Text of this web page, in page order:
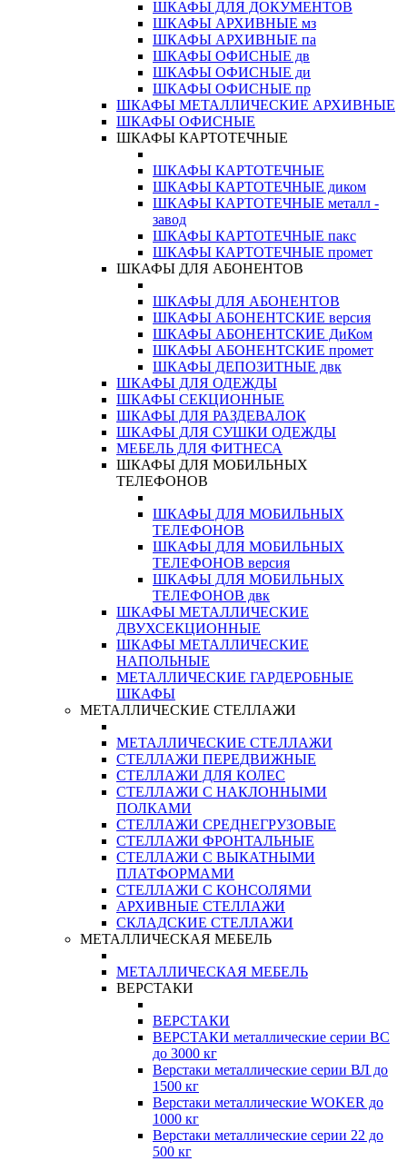
ШКАФЫ ДЛЯ ДОКУМЕНТОВ
ШКАФЫ АРХИВНЫЕ мз
ШКАФЫ АРХИВНЫЕ па
ШКАФЫ ОФИСНЫЕ дв
ШКАФЫ ОФИСНЫЕ ди
ШКАФЫ ОФИСНЫЕ пр
ШКАФЫ МЕТАЛЛИЧЕСКИЕ АРХИВНЫЕ
ШКАФЫ ОФИСНЫЕ
ШКАФЫ КАРТОТЕЧНЫЕ
ШКАФЫ КАРТОТЕЧНЫЕ
ШКАФЫ КАРТОТЕЧНЫЕ диком
ШКАФЫ КАРТОТЕЧНЫЕ металл -
завод
ШКАФЫ КАРТОТЕЧНЫЕ пакс
ШКАФЫ КАРТОТЕЧНЫЕ промет
ШКАФЫ ДЛЯ АБОНЕНТОВ
ШКАФЫ ДЛЯ АБОНЕНТОВ
ШКАФЫ АБОНЕНТСКИЕ версия
ШКАФЫ АБОНЕНТСКИЕ ДиКом
ШКАФЫ АБОНЕНТСКИЕ промет
ШКАФЫ ДЕПОЗИТНЫЕ двк
ШКАФЫ ДЛЯ ОДЕЖДЫ
ШКАФЫ СЕКЦИОННЫЕ
ШКАФЫ ДЛЯ РАЗДЕВАЛОК
ШКАФЫ ДЛЯ СУШКИ ОДЕЖДЫ
МЕБЕЛЬ ДЛЯ ФИТНЕСА
ШКАФЫ ДЛЯ МОБИЛЬНЫХ
ТЕЛЕФОНОВ
ШКАФЫ ДЛЯ МОБИЛЬНЫХ
ТЕЛЕФОНОВ
ШКАФЫ ДЛЯ МОБИЛЬНЫХ
ТЕЛЕФОНОВ версия
ШКАФЫ ДЛЯ МОБИЛЬНЫХ
ТЕЛЕФОНОВ двк
ШКАФЫ МЕТАЛЛИЧЕСКИЕ
ДВУХСЕКЦИОННЫЕ
ШКАФЫ МЕТАЛЛИЧЕСКИЕ
НАПОЛЬНЫЕ
МЕТАЛЛИЧЕСКИЕ ГАРДЕРОБНЫЕ
ШКАФЫ
МЕТАЛЛИЧЕСКИЕ СТЕЛЛАЖИ
МЕТАЛЛИЧЕСКИЕ СТЕЛЛАЖИ
СТЕЛЛАЖИ ПЕРЕДВИЖНЫЕ
СТЕЛЛАЖИ ДЛЯ КОЛЕС
СТЕЛЛАЖИ С НАКЛОННЫМИ
ПОЛКАМИ
СТЕЛЛАЖИ СРЕДНЕГРУЗОВЫЕ
СТЕЛЛАЖИ ФРОНТАЛЬНЫЕ
СТЕЛЛАЖИ С ВЫКАТНЫМИ
ПЛАТФОРМАМИ
СТЕЛЛАЖИ С КОНСОЛЯМИ
АРХИВНЫЕ СТЕЛЛАЖИ
СКЛАДСКИЕ СТЕЛЛАЖИ
МЕТАЛЛИЧЕСКАЯ МЕБЕЛЬ
МЕТАЛЛИЧЕСКАЯ МЕБЕЛЬ
ВЕРСТАКИ
ВЕРСТАКИ
ВЕРСТАКИ металлические серии ВС
до 3000 кг
Верстаки металлические серии ВЛ до
1500 кг
Верстаки металлические WOKER до
1000 кг
Верстаки металлические серии 22 до
500 кг